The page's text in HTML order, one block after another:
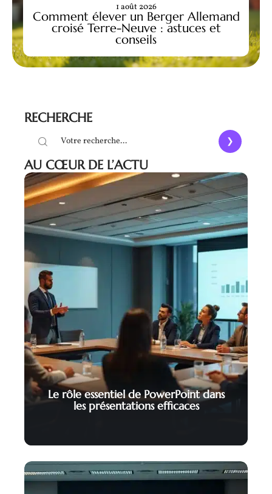
Comment élever un Berger Allemand
croisé Terre-Neuve : astuces et
conseils
1 août 2026
RECHERCHE
AU CŒUR DE L’ACTU
Le rôle essentiel de PowerPoint dans
les présentations efficaces